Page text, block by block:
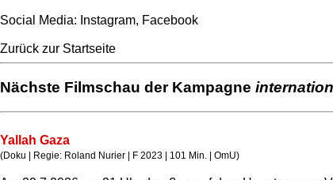
Social Media: Instagram, Facebook
Zurück zur Startseite
Nächste Filmschau der Kampagne
Yallah Gaza
(Doku | Regie: Roland Nurier | F 2023 | 101 Min. | OmU)